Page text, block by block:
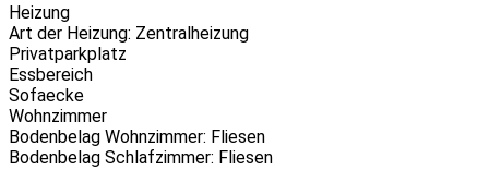
Heizung
Art der Heizung: Zentralheizung
Privatparkplatz
Essbereich
Sofaecke
Wohnzimmer
Bodenbelag Wohnzimmer: Fliesen
Bodenbelag Schlafzimmer: Fliesen